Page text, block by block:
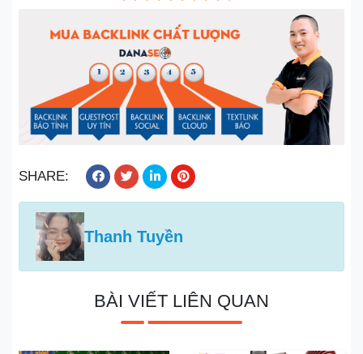
SHARE:
Thanh Tuyền
BÀI VIẾT LIÊN QUAN